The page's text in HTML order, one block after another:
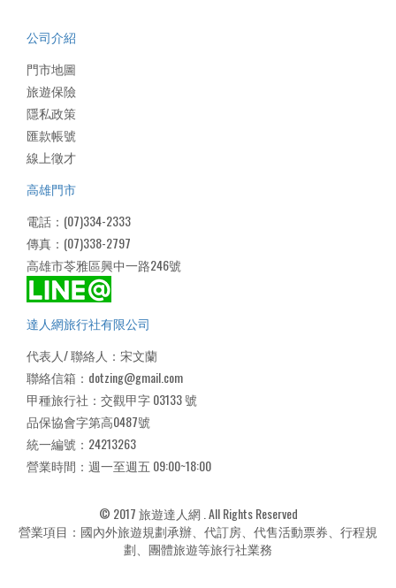
公司介紹
門市地圖
旅遊保險
隱私政策
匯款帳號
線上徵才
高雄門市
電話：(07)334-2333
傳真：(07)338-2797
高雄市苓雅區興中一路246號
達人網旅行社有限公司
代表人/ 聯絡人：宋文蘭
聯絡信箱：dotzing@gmail.com
甲種旅行社：交觀甲字 03133 號
品保協會字第高0487號
統一編號：24213263
營業時間：週一至週五 09:00~18:00
© 2017 旅遊達人網 . All Rights Reserved
營業項目：國內外旅遊規劃承辦、代訂房、代售活動票券、行程規
劃、團體旅遊等旅行社業務